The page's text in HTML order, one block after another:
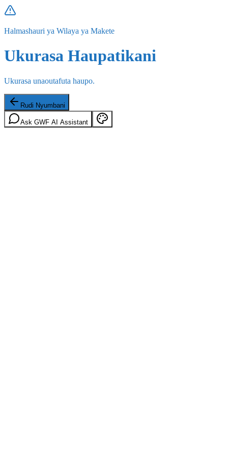
Halmashauri ya Wilaya ya Makete
Ukurasa Haupatikani
Ukurasa unaoutafuta haupo.
Rudi Nyumbani
Ask GWF AI Assistant